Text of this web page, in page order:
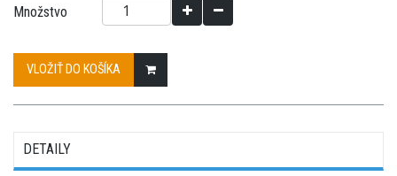
Množstvo
VLOŽIŤ DO KOŠÍKA
DETAILY